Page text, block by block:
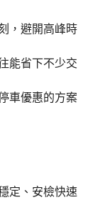
，避開高峰時
能省下不少交
車優惠的方案
定、安檢快速